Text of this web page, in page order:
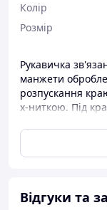
Колір
Розмір
Рукавичка
манжети
розпускання
x-ниткою. Під
забезпечує
збільшує
Відгуки та